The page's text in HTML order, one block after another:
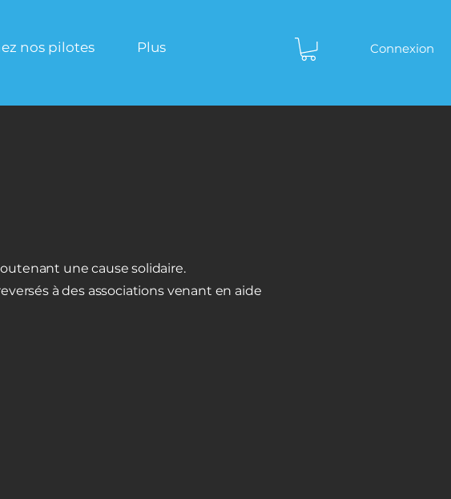
nos pilotes Plus Connexion
une cause solidaire.
à des associations venant en aide